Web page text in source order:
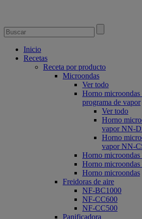
Inicio
Recetas
Receta por producto
Microondas
Ver todo
Horno microondas
programa de vapor
Ver todo
Horno
vapor NN-
Horno
vapor NN-
Horno microondas
Horno
Horno microondas
Freidoras de aire
NF-BC1000
NF-CC600
NF-CC500
Panificadora